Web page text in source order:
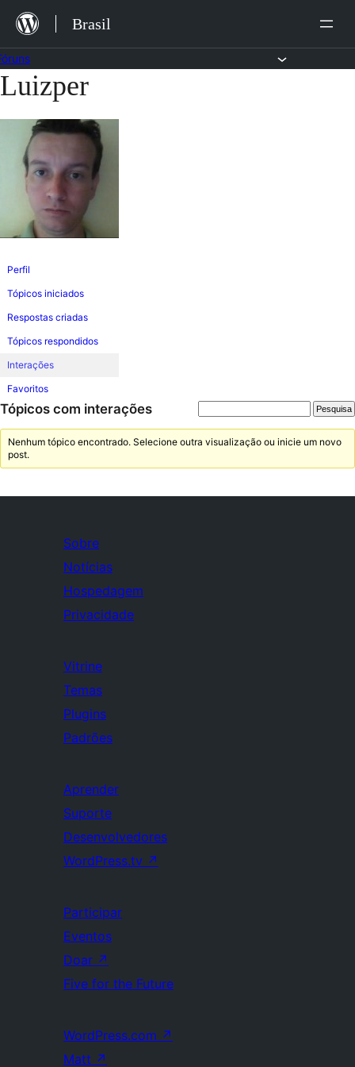
para
o
conteúdo
Brasil
Pular
conteúdo
Luizper
Perfil
Tópicos iniciados
Respostas criadas
Tópicos respondidos
Interações
Favoritos
Tópicos com interações
Nenhum tópico encontrado. Selecione outra visualização ou inicie um novo
post.
Sobre
Notícias
Hospedagem
Privacidade
Vitrine
Temas
Plugins
Padrões
Aprender
Suporte
Desenvolvedores
WordPress.tv ↗
Participar
Eventos
Doar ↗
Five for the Future
WordPress.com ↗
Matt ↗